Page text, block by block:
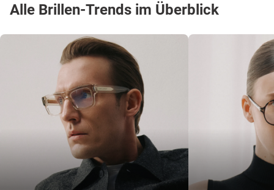
Alle Brillen-Trends im Überblick